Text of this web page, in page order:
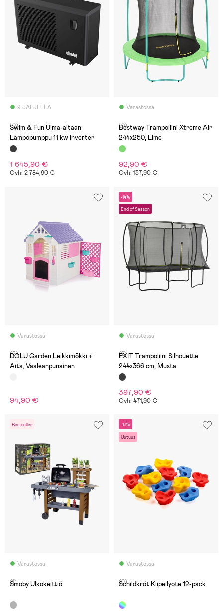
9 JÄLJELLÄ
(0)
Swim & Fun Uima-altaan
Lämpöpumppu 11 kw Inverter
1 645,90 €
Ovh: 2 784,90 €
Varastossa
(0)
Bestway Trampoliini Xtreme Air
244x250, Lime
92,90 €
Ovh: 137,90 €
Varastossa
(5)
DOLU Garden Leikkimökki +
Aita, Vaaleanpunainen
94,90 €
-14%
End of Season
Varastossa
(2)
EXIT Trampoliini Silhouette
244x366 cm, Musta
397,90 €
Ovh: 471,90 €
Bestseller
Varastossa
(1)
Smoby Ulkokeittiö
-13%
Uutuus
Varastossa
(0)
Schildkröt Kiipeilyote 12-pack